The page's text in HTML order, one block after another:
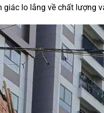
giác lo lắng về chất lượng